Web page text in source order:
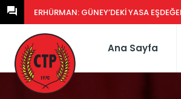
CTP HEYETI, TRAFIK EĞITIM PARKI’NI
Ana Sayfa